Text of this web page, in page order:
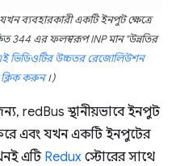
ব্যবহারকারী একটি ইনপুট ক্ষেত্রে
344 এর ফলস্বরূপ INP মান "উন্নতির
ভিডিওটির উচ্চতর রেজোলিউশন
ক্লিক করুন।)
redBus স্থানীয়ভাবে ইনপুট
এবং যখন একটি ইনপুটের
এটিRedux স্টোরের সাথে